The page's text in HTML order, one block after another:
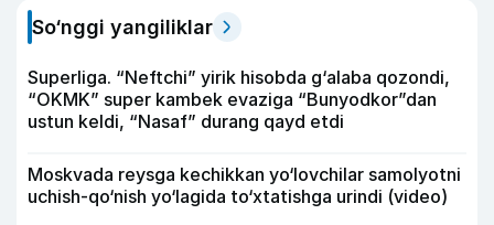
So‘nggi yangiliklar
Superliga. “Neftchi” yirik hisobda g‘alaba qozondi,
“OKMK” super kambek evaziga “Bunyodkor”dan
ustun keldi, “Nasaf” durang qayd etdi
Moskvada reysga kechikkan yo‘lovchilar samolyotni
uchish-qo‘nish yo‘lagida to‘xtatishga urindi (video)